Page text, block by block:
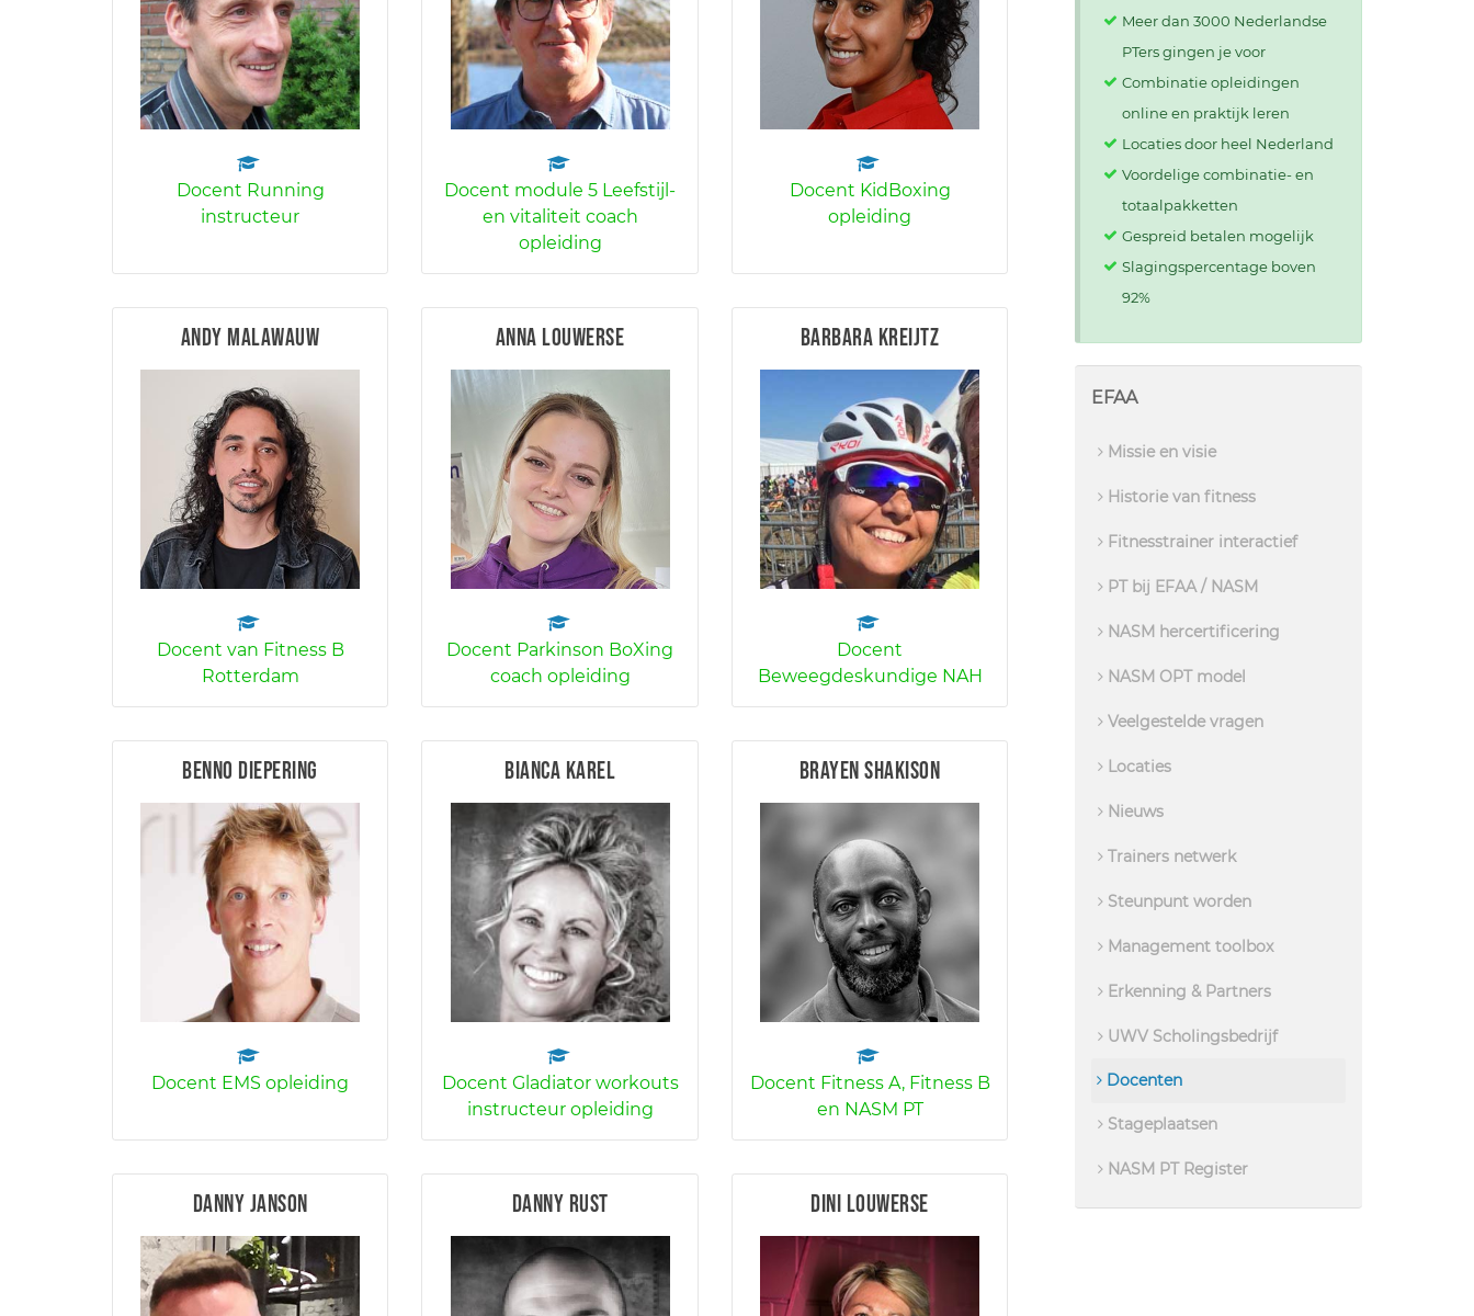
Docent Running
instructeur
Docent module 5 Leefstijl-
en vitaliteit coach
opleiding
Docent KidBoxing
opleiding
Andy Malawauw
Docent van Fitness B
Rotterdam
Anna Louwerse
Docent Parkinson BoXing
coach opleiding
Barbara Kreijtz
Docent
Beweegdeskundige NAH
Benno Diepering
Docent EMS opleiding
Bianca Karel
Docent Gladiator workouts
instructeur opleiding
Brayen Shakison
Docent Fitness A, Fitness B
en NASM PT
Danny Janson Danny Rust Dini Louwerse
Meer dan 3000 Nederlandse
PTers gingen je voor
Combinatie opleidingen
online en praktijk leren
Locaties door heel Nederland
Voordelige combinatie- en
totaalpakketten
Gespreid betalen mogelijk
Slagingspercentage boven
92%
EFAA
Missie en visie
Historie van fitness
Fitnesstrainer interactief
PT bij EFAA / NASM
NASM hercertificering
NASM OPT model
Veelgestelde vragen
Locaties
Nieuws
Trainers netwerk
Steunpunt worden
Management toolbox
Erkenning & Partners
UWV Scholingsbedrijf
Docenten
Stageplaatsen
NASM PT Register